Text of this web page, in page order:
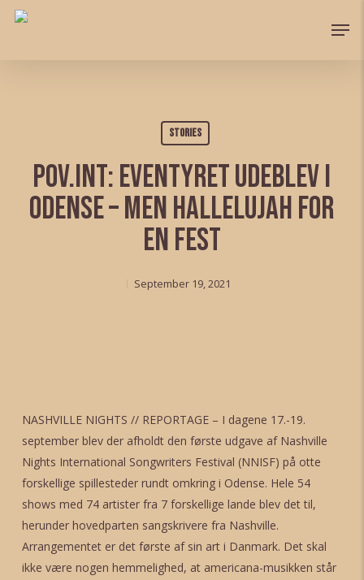
Skip
Stories
POV.INT: Eventyret udeblev i
Odense – men Hallelujah for
en fest
September 19, 2021
NASHVILLE NIGHTS // REPORTAGE – I dagene 17.-19.
september blev der afholdt den første udgave af Nashville
Nights International Songwriters Festival (NNISF) på otte
forskellige spillesteder rundt omkring i Odense. Hele 54
shows med 74 artister fra 7 forskellige lande blev det til,
herunder hovedparten sangskrivere fra Nashville.
Arrangementet er det første af sin art i Danmark. Det skal
ikke være nogen hemmelighed, at americana-musikken står